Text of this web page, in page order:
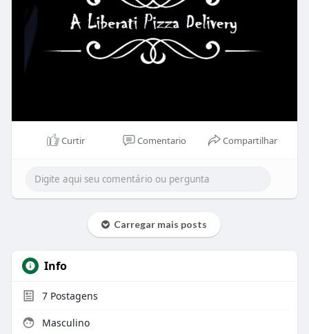
Curtir Comentario Compartilhar
Carregar mais posts
Info
7Postagens
Masculino